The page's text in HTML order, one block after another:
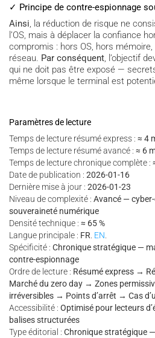
✓ Principe de contre-espionnage
Ainsi , la réduction de risque ne
l’OS, mais à déplacer la confiance
compromis : hors OS, hors
réseau. Par conséquent , l’objectif
qui ne doit pas être exposé —
même lorsque le terminal est
Paramètres de lecture
Temps de lecture résumé express : ≈ 4
Temps de lecture résumé avancé : ≈ 6
Temps de lecture chronique complète :
Date de publication : 2026-01-16
Dernière mise à jour : 2026-01-23
Niveau de complexité : Avancé —
souveraineté numérique
Densité technique : ≈ 65 %
Langue principale : FR. EN.
Spécificité : Chronique stratégique —
contre-espionnage
Ordre de lecture : Résumé express →
Marché du zero day → Zones
irréversibles → Points d’arrêt → Cas
Accessibilité : Optimisé pour lecteurs
balises structurées
Type éditorial : Chronique stratégique